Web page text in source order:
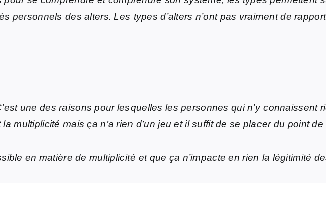
personnels des alters. Les types d’alters n’ont pas vraiment de
une des raisons pour lesquelles les personnes qui n’y connaissent
multiplicité mais ça n’a rien d’un jeu et il suffit de se placer du point
en matière de multiplicité et que ça n’impacte en rien la légitimité